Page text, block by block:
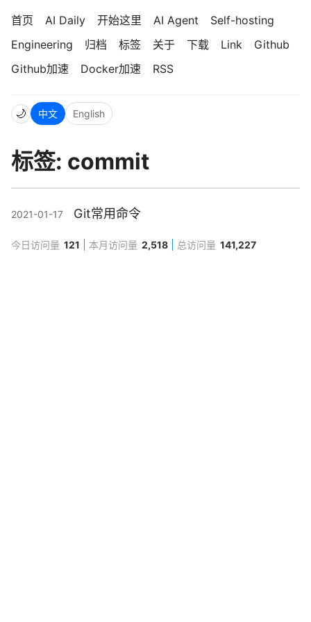
首页 AI Daily 开始这里 AI Agent
Self-hosting
Engineering
归档 标签 关于 下载 Link
Github
Github加速
Docker加速 RSS
🌙 中文 English
标签: commit
2021-01-17 Git常用命令
今日访问量 121 本月访问量 2,518 总访问量 141,227